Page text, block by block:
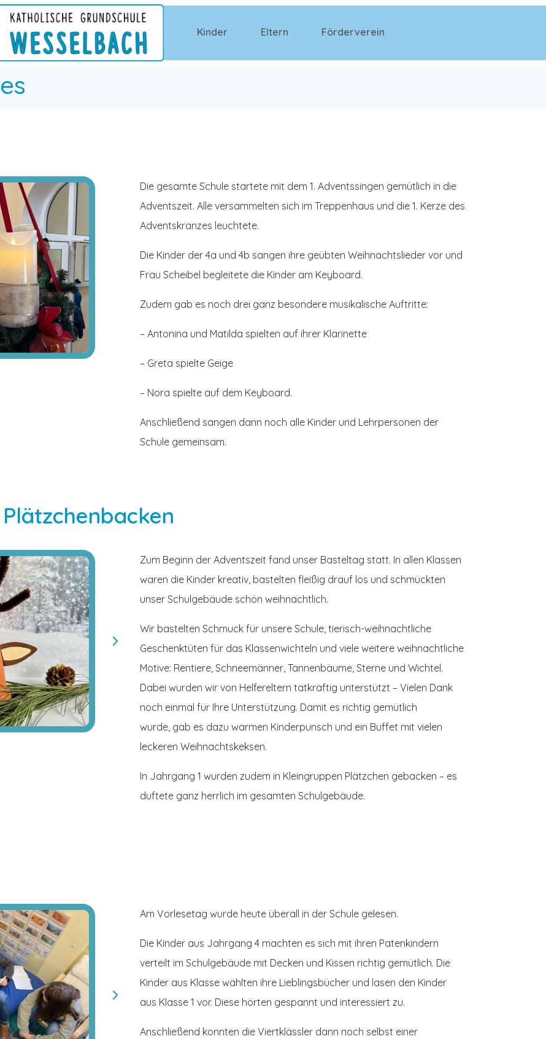
Kinder Eltern Förderverein
Die gesamte Schule startete mit dem 1. Adventssingen gemütlich in die
Adventszeit. Alle versammelten sich im Treppenhaus und die 1. Kerze des
Adventskranzes leuchtete.
Die Kinder der 4a und 4b sangen ihre geübten Weihnachtslieder vor und
Frau Scheibel begleitete die Kinder am Keyboard.
Zudem gab es noch drei ganz besondere musikalische Auftritte:
– Antonina und Matilda spielten auf ihrer Klarinette
– Greta spielte Geige
– Nora spielte auf dem Keyboard.
Anschließend sangen dann noch alle Kinder und Lehrpersonen der
Schule gemeinsam.
Zum Beginn der Adventszeit fand unser Basteltag statt. In allen Klassen
waren die Kinder kreativ, bastelten fleißig drauf los und schmückten
unser Schulgebäude schön weihnachtlich.
Wir bastelten Schmuck für unsere Schule, tierisch-weihnachtliche
Geschenktüten für das Klassenwichteln und viele weitere weihnachtliche
Motive: Rentiere, Schneemänner, Tannenbäume, Sterne und Wichtel.
Dabei wurden wir von Helfereltern tatkräftig unterstützt – Vielen Dank
noch einmal für Ihre Unterstützung. Damit es richtig gemütlich
wurde, gab es dazu warmen Kinderpunsch und ein Buffet mit vielen
leckeren Weihnachtskeksen.
In Jahrgang 1 wurden zudem in Kleingruppen Plätzchen gebacken – es
duftete ganz herrlich im gesamten Schulgebäude.
Am Vorlesetag wurde heute überall in der Schule gelesen.
Die Kinder aus Jahrgang 4 machten es sich mit ihren Patenkindern
verteilt im Schulgebäude mit Decken und Kissen richtig gemütlich. Die
Kinder aus Klasse wählten ihre Lieblingsbücher und lasen den Kinder
aus Klasse 1 vor. Diese hörten gespannt und interessiert zu.
Anschließend konnten die Viertklässler dann noch selbst einer